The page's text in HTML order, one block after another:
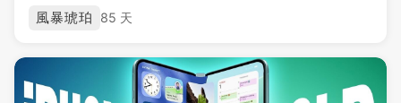
風暴琥珀 85 天